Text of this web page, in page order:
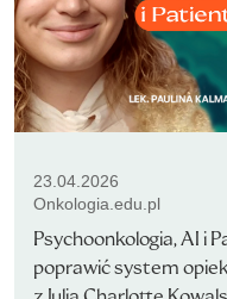
23.04.2026
Onkologia.edu.pl
Psychoonkologia, AI i
poprawić system